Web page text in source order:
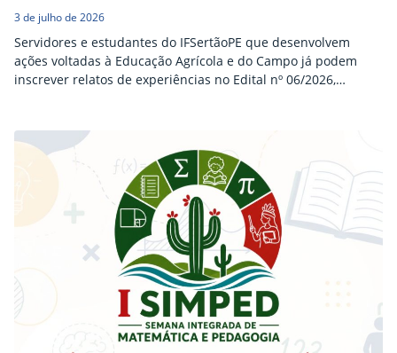
3 de julho de 2026
Servidores e estudantes do IFSertãoPE que desenvolvem
ações voltadas à Educação Agrícola e do Campo já podem
inscrever relatos de experiências no Edital nº 06/2026,
da Rede Federal de Educação Profissional, Científica e
Tecnológica (Conif). As submissões seguem abertas até a
próxima terça-feira (7), clicando…